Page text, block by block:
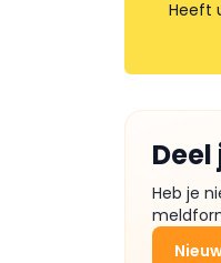
Heeft
Heb je